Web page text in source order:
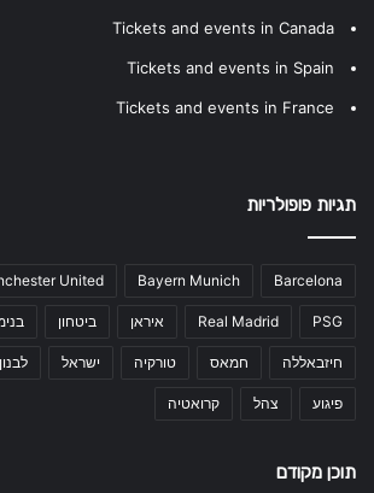
Tickets and events in Canada
Tickets and events in Spain
Tickets and events in France
תגיות פופולריות
Barcelona
Bayern Munich
United
PSG
Real Madrid איראן ביטחון
חיזבאללה חמאס טורקיה ישראל לבנון
פיגוע צהל קרואטיה
תוכן מקודם